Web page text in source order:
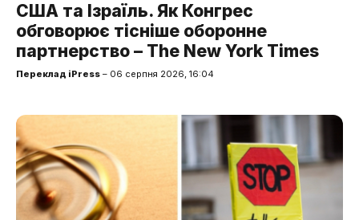
США та Ізраїль. Як Конгрес
обговорює тісніше оборонне
партнерство – The New York Times
Переклад iPress – 06 серпня 2026, 16:04